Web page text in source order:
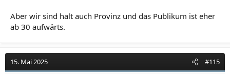
Aber wir sind halt auch Provinz und das Publikum ist eher
ab 30 aufwärts.
15. Mai 2025 #115